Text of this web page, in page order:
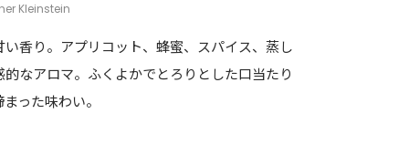
Kleinstein
香り。アプリコット、蜂蜜、スパイス、蒸し
なアロマ。ふくよかでとろりとした口当たり
った味わい。